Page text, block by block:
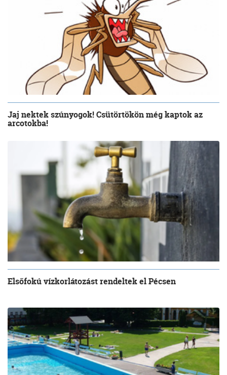
Jaj nektek szúnyogok! Csütörtökön még kaptok az
arcotokba!
Elsőfokú vízkorlátozást rendeltek el Pécsen